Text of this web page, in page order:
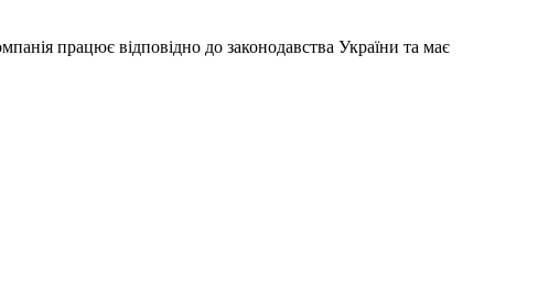
працює відповідно до законодавства України та має